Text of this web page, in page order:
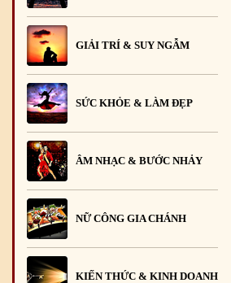
GIẢI TRÍ & SUY NGẪM
SỨC KHỎE & LÀM ĐẸP
ÂM NHẠC & BƯỚC NHẢY
NỮ CÔNG GIA CHÁNH
KIẾN THỨC & KINH DOANH